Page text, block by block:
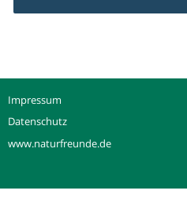
Impressum
Datenschutz
www.naturfreunde.de